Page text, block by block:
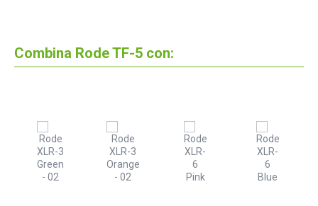
Combina Rode TF-5 con: